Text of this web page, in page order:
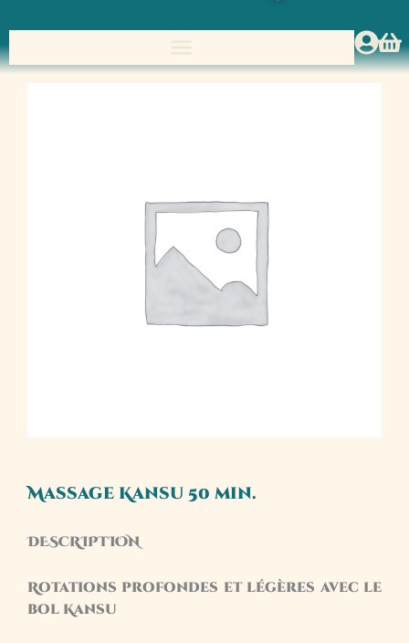
Massage Kansu 50 min.
DESCRIPTION
Rotations profondes et légères avec le
bol Kansu